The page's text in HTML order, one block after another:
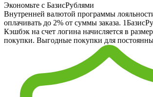
Экономьте с БазисРублями
Внутренней валютой программы
оплачивать до 2% от суммы заказа.
Кэшбэк на счет логина начисляется в
покупки. Выгодные покупки для